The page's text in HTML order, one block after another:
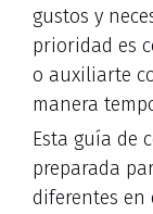
gustos y
prioridad es
o auxiliarte
manera
Esta guía de
preparada
diferentes en